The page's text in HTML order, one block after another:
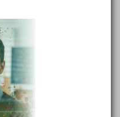
divadle
a jejich význam
a geografie sídel